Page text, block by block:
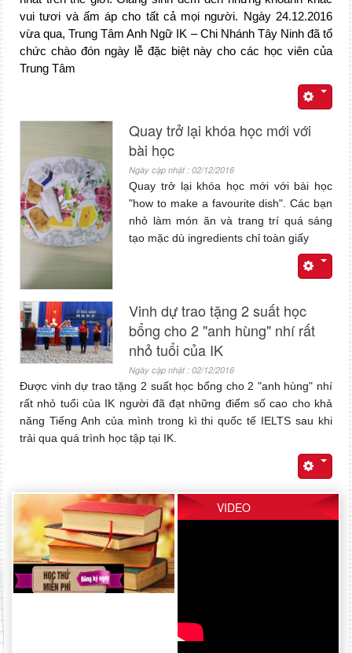
vui tươi và ấm áp cho tất cả mọi người. Ngày 24.12.2016
vừa qua, Trung Tâm Anh Ngữ IK – Chi Nhánh Tây Ninh đã tổ
chức chào đón ngày lễ đặc biệt này cho các học viên của
Trung Tâm
Quay trở lại khóa học mới với
bài học
Ngày cập nhật : 02/12/2016
Quay trở lại khóa học mới với bài học
"how to make a favourite dish". Các bạn
nhỏ làm món ăn và trang trí quá sáng
tạo mặc dù ingredients chỉ toàn giấy
Vinh dự trao tặng 2 suất học
bổng cho 2 "anh hùng" nhí rất
nhỏ tuổi của IK
Ngày cập nhật : 02/12/2016
Được vinh dự trao tặng 2 suất học bổng cho 2 "anh hùng" nhí
rất nhỏ tuổi của IK người đã đạt những điểm số cao cho khả
năng Tiếng Anh của mình trong kì thi quốc tế IELTS sau khi
trải qua quá trình học tập tại IK.
VIDEO